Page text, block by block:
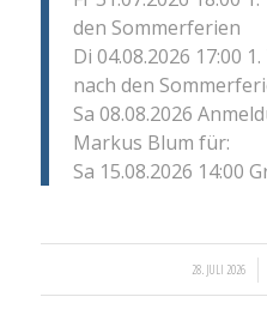
den Sommerferien
Di 04.08.2026 17:00
nach den
Sa 08.08.2026
Markus Blum für:
Sa 15.08.2026 14:00
28. JULI 2026